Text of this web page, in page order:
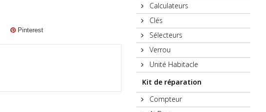
Pinterest
Calculateurs
Clés
Sélecteurs
Verrou
Unité Habitacle
Kit de réparation
Compteur